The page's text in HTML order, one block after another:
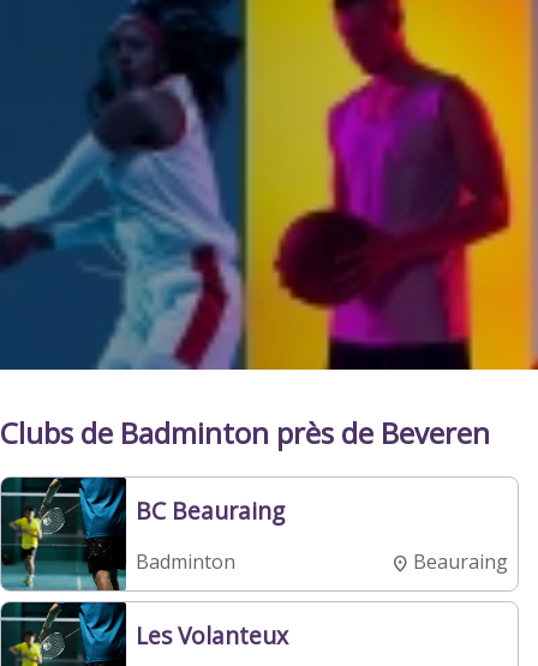
Clubs de Badminton près de Beveren
BC Beauraing
Badminton Beauraing
Les Volanteux